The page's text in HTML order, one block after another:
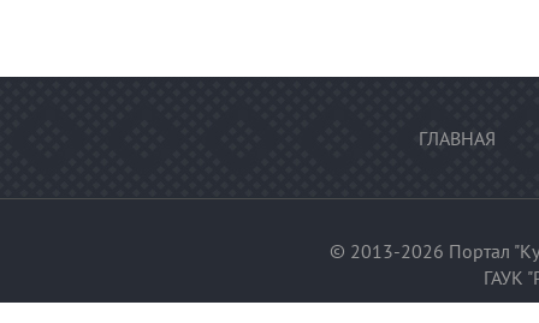
ГЛАВНАЯ
© 2013-2026 Портал
ГАУК